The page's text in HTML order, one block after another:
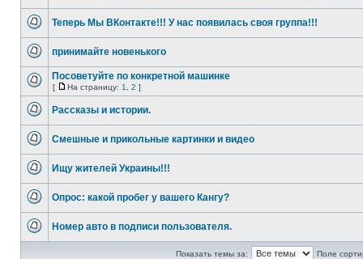
Теперь Мы ВКонтакте!!! У нас появилась своя группа!!!
принимайте новенького
Посоветуйте по конкретной машинке
[ На страницу: 1 2 ]
Рассказы и истории.
Смешные и прикольные картинки и видео
Ищу жителей Украины!!!
Опрос: какой пробег у вашего Кангу?
Номер авто в подписи пользователя.
Показать темы за: Поле